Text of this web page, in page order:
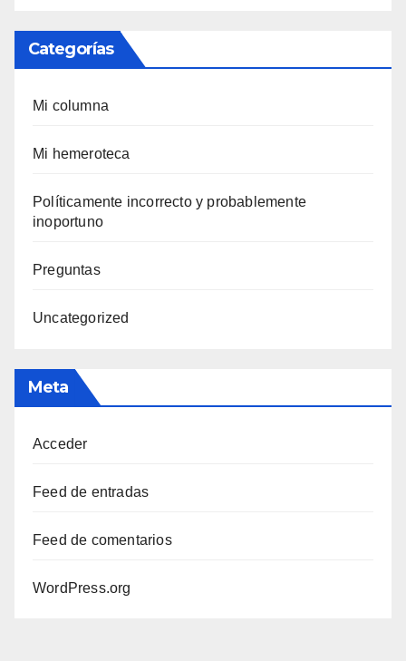
Categorías
Mi columna
Mi hemeroteca
Polí­ticamente incorrecto y probablemente
inoportuno
Preguntas
Uncategorized
Meta
Acceder
Feed de entradas
Feed de comentarios
WordPress.org